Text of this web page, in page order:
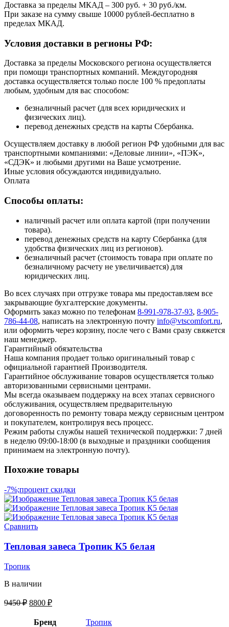
Доставка за пределы МКАД – 300 руб. + 30 руб./км.
При заказе на сумму свыше 10000 рублей-бесплатно в
пределах МКАД.
Условия доставки в регионы РФ:
Доставка за пределы Московского региона осуществляется
при помощи транспортных компаний. Междугородняя
доставка осуществляется только после 100 % предоплаты
любым, удобным для вас способом:
безналичный расчет (для всех юридических и
физических лиц).
перевод денежных средств на карты Сбербанка.
Осуществляем доставку в любой регион РФ удобными для вас
транспортными компаниями: «Деловые линии», «ПЭК»,
«СДЭК» и любыми другими на Ваше усмотрение.
Иные условия обсуждаются индивидуально.
Оплата
Способы оплаты:
наличный расчет или оплата картой (при получении
товара).
перевод денежных средств на карту Сбербанка (для
удобства физических лиц из регионов).
безналичный расчет (стоимость товара при оплате по
безналичному расчету не увеличивается) для
юридических лиц.
Во всех случаях при отгрузке товара мы предоставляем все
закрывающие бухгалтерские документы.
Оформить заказ можно по телефонам 8-991-978-37-93, 8-905-
786-44-08, написать на электронную почту info@vtscomfort.ru,
или оформить через корзину, после чего с Вами сразу свяжется
наш менеджер.
Гарантийный обязательства
Наша компания продает только оригинальный товар с
официальной гарантией Производителя.
Гарантийное обслуживание товаров осуществляется только
авторизованными сервисными центрами.
Мы всегда оказываем поддержку на всех этапах сервисного
обслуживания, осуществляем предварительную
договоренность по ремонту товара между сервисным центром
и покупателем, контролируя весь процесс.
Режим работы службы нашей технической поддержки: 7 дней
в неделю 09:00-18:00 (в выходные и праздники сообщения
принимаем на электронную почту).
Похожие товары
-7%;процент скидки
Сравнить
Тепловая завеса Тропик К5 белая
Тропик
В наличии
9450₽ 8800 ₽
Бренд Тропик